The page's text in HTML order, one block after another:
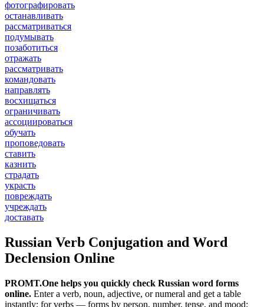
фотографировать
останавливать
рассматриваться
подумывать
позаботиться
отражать
рассматривать
командовать
направлять
восхищаться
ограничивать
ассоциироваться
обучать
проповедовать
ставить
казнить
страдать
украсть
повреждать
учреждать
доставать
Russian Verb Conjugation and Word
Declension Online
PROMT.One helps you quickly check Russian word forms
online. Enter a verb, noun, adjective, or numeral and get a table
instantly: for verbs — forms by person, number, tense, and mood;